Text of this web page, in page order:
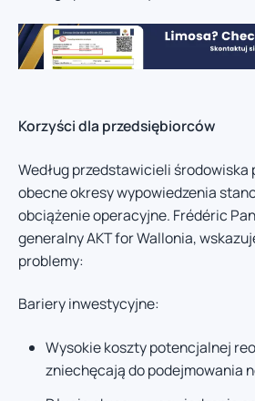
Korzyści dla przedsiębiorców
Według przedstawicieli środowiska
obecne okresy wypowiedzenia
obciążenie operacyjne. Frédéric
generalny AKT for Wallonia,
problemy:
Bariery inwestycyjne:
Wysokie koszty potencjalnej
zniechęcają do podejmowania